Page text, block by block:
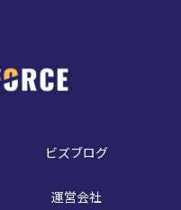
ビズブログ
運営会社